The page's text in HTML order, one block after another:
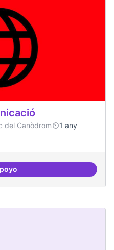
del Canòdrom
1 any
de comunicació